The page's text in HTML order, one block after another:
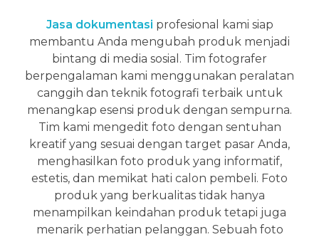
Jasa dokumentasi profesional kami siap
membantu Anda mengubah produk menjadi
bintang di media sosial. Tim fotografer
berpengalaman kami menggunakan peralatan
canggih dan teknik fotografi terbaik untuk
menangkap esensi produk dengan sempurna.
Tim kami mengedit foto dengan sentuhan
kreatif yang sesuai dengan target pasar Anda,
menghasilkan foto produk yang informatif,
estetis, dan memikat hati calon pembeli. Foto
produk yang berkualitas tidak hanya
menampilkan keindahan produk tetapi juga
menarik perhatian pelanggan. Sebuah foto